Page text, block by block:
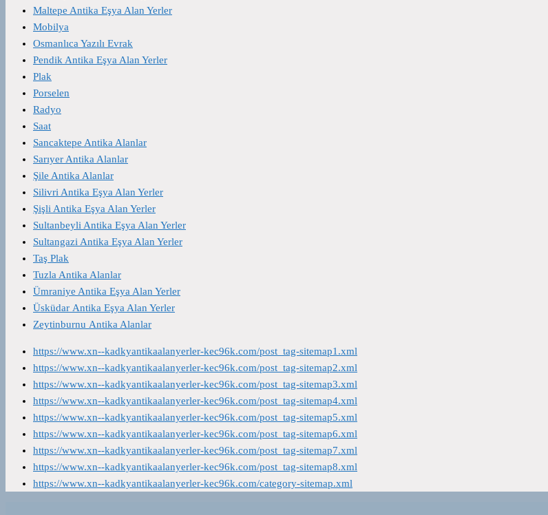
Maltepe Antika Eşya Alan Yerler
Mobilya
Osmanlıca Yazılı Evrak
Pendik Antika Eşya Alan Yerler
Plak
Porselen
Radyo
Saat
Sancaktepe Antika Alanlar
Sarıyer Antika Alanlar
Şile Antika Alanlar
Silivri Antika Eşya Alan Yerler
Şişli Antika Eşya Alan Yerler
Sultanbeyli Antika Eşya Alan Yerler
Sultangazi Antika Eşya Alan Yerler
Taş Plak
Tuzla Antika Alanlar
Ümraniye Antika Eşya Alan Yerler
Üsküdar Antika Eşya Alan Yerler
Zeytinburnu Antika Alanlar
https://www.xn--kadkyantikaalanyerler-kec96k.com/post_tag-sitemap1.xml
https://www.xn--kadkyantikaalanyerler-kec96k.com/post_tag-sitemap2.xml
https://www.xn--kadkyantikaalanyerler-kec96k.com/post_tag-sitemap3.xml
https://www.xn--kadkyantikaalanyerler-kec96k.com/post_tag-sitemap4.xml
https://www.xn--kadkyantikaalanyerler-kec96k.com/post_tag-sitemap5.xml
https://www.xn--kadkyantikaalanyerler-kec96k.com/post_tag-sitemap6.xml
https://www.xn--kadkyantikaalanyerler-kec96k.com/post_tag-sitemap7.xml
https://www.xn--kadkyantikaalanyerler-kec96k.com/post_tag-sitemap8.xml
https://www.xn--kadkyantikaalanyerler-kec96k.com/category-sitemap.xml